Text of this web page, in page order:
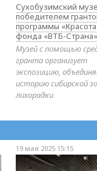
Сухобузимский
победителем
программы
фонда «ВТБ-Страна»
Музей с помощью
гранта организует
экспозицию,
историю сибирской
лихорадки
19 мая 2025 15:15